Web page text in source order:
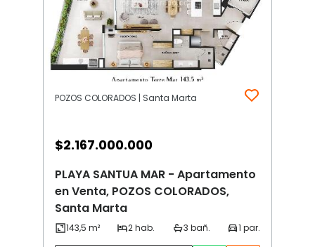
POZOS COLORADOS | Santa Marta
$2.167.000.000
PLAYA SANTUA MAR - Apartamento
en Venta, POZOS COLORADOS,
Santa Marta